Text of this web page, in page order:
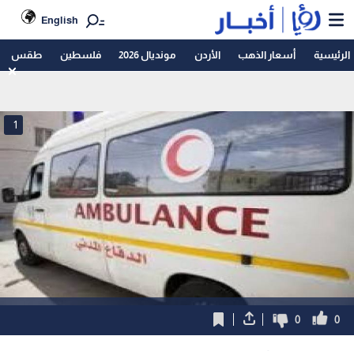
English
الرئيسية أسعار الذهب الأردن مونديال 2026 فلسطين طقس
1
0
0